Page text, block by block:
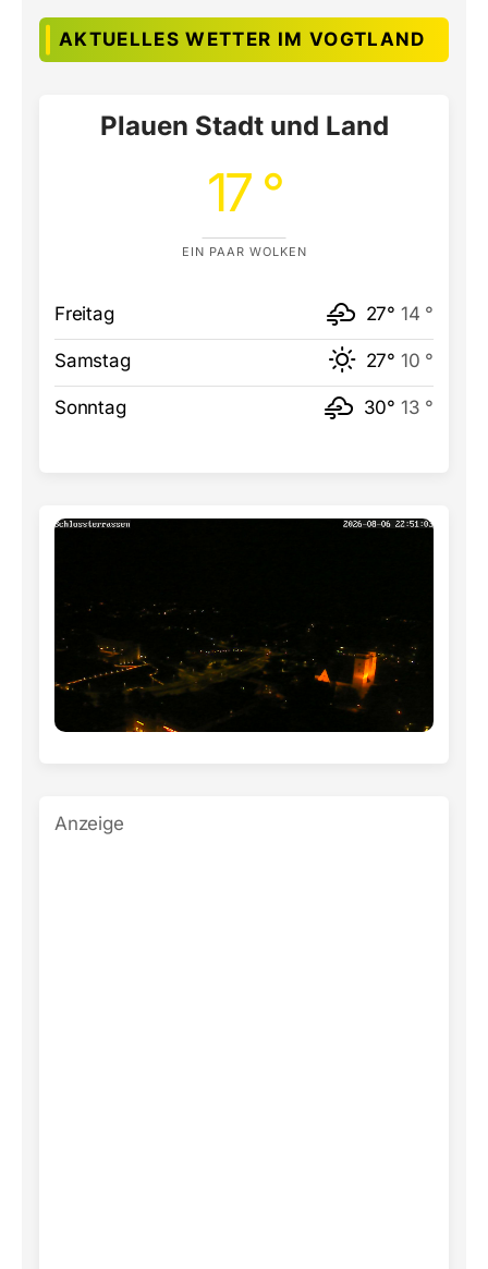
AKTUELLES WETTER IM VOGTLAND
Plauen Stadt und Land
17 °
EIN PAAR WOLKEN
Freitag 27° 14 °
Samstag 27° 10 °
Sonntag 30° 13 °
Anzeige